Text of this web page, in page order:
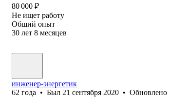
80 000 ₽
Не ищет работу
Общий опыт
30 лет 8 месяцев
инженер-энергетик
62 года • Был 21 сентября 2020 • Обновлено